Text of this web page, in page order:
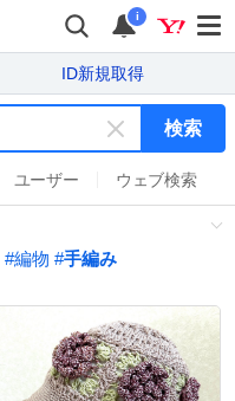
i
ID新規取得
キ
ー
ワ
消
す
検索
ユーザー ウェブ検索
#編物 #手編み